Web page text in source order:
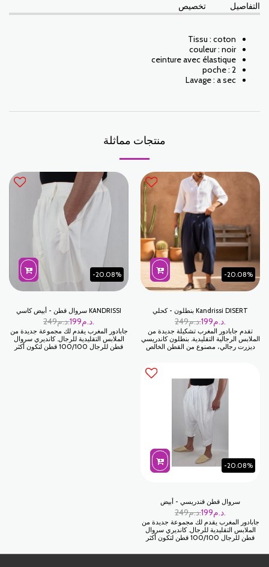
التفاصيل تخصيص
Tissu : coton
couleur : noir
ceinture avec élastique
poche : 2
Lavage : a sec
منتجات مماثلة
-20.08%
Kandrissi DISERT بنطلون - كحلي
249 د.م.199 د.م.
تقدم جابادور المغرب تشكيلة جديدة من
الملابس الرجالية التقليدية. بنطلون كاندريسي
ديزرت رجالي، مصنوع من القطن الخالص
-20.08%
KANDRISSI سروال قطن - أبيض كاسي
249 د.م.199 د.م.
جابادور المغرب يقدم لك مجموعة جديدة من
الملابس التقليدية للرجال. كانديري سروال
قطن للرجال 100/100 قطن لتكون أكثر
-20.08%
سروال قطن قندريسي - أبيض
249 د.م.199 د.م.
جابادور المغرب يقدم لك مجموعة جديدة من
الملابس التقليدية للرجال. كانديري سروال
قطن للرجال 100/100 قطن لتكون أكثر
العائلية. نسيج قطن